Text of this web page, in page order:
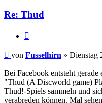
Re: Thud
Beitrag
von Fusselhirn » Dienstag
Bei Facebook entsteht
"Thud (A Discworld game)
Thud!-Spiels sammeln und
verabreden können. Mal